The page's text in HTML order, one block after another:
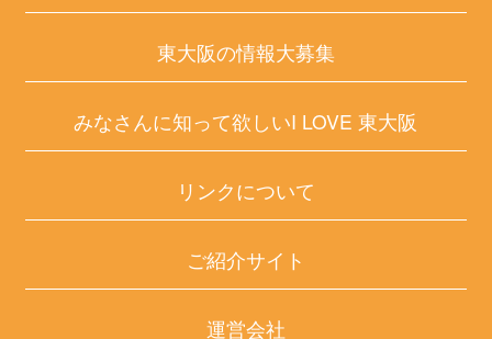
東大阪の情報大募集
みなさんに知って欲しいI LOVE 東大阪
リンクについて
ご紹介サイト
運営会社